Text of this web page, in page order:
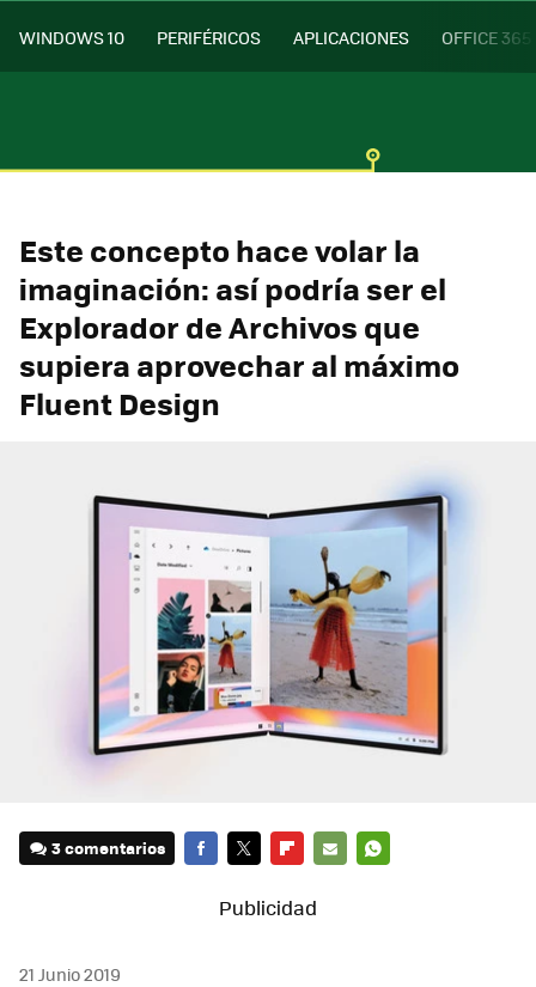
WINDOWS 10 PERIFÉRICOS APLICACIONES OFFICE 365
Este concepto hace volar la
imaginación: así podría ser el
Explorador de Archivos que
supiera aprovechar al máximo
Fluent Design
3 comentarios
MAIL
21 Junio 2019